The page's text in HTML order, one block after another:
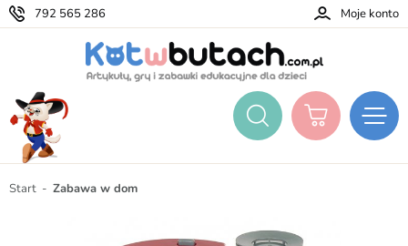
792 565 286 Moje konto
Start Zabawa w dom